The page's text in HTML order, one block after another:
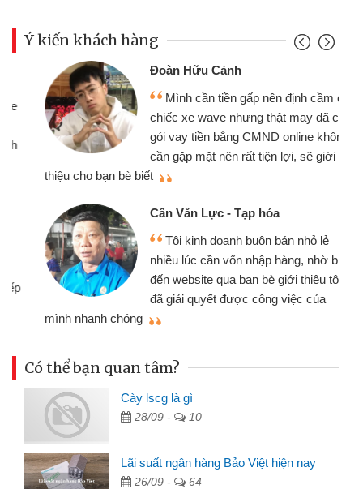
Ý kiến khách hàng
Đoàn Hữu Cảnh
Mình cần tiền gấp nên định cầm cố
chiếc xe wave nhưng thật may đã có
gói vay tiền bằng CMND online không
cần gặp mặt nên rất tiện lợi, sẽ giới
thiệu cho bạn bè biết
Cấn Văn Lực - Tạp hóa
Tôi kinh doanh buôn bán nhỏ lẻ
nhiều lúc cần vốn nhập hàng, nhờ biết
đến website qua bạn bè giới thiệu tôi
đã giải quyết được công việc của
mình nhanh chóng
Có thể bạn quan tâm?
Cày lscg là gì
28/09 - 10
Lãi suất ngân hàng Bảo Việt hiện nay
26/09 - 64